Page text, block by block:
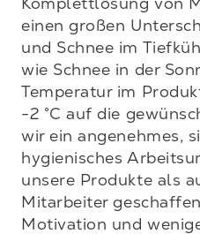
einen großen
und Schnee im
wie Schnee in der
Temperatur im
-2 °C auf die
wir ein angenehmes,
hygienisches
unsere Produkte als
Mitarbeiter
Motivation und